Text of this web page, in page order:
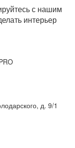
с нашим
интерьер
д. 9/1